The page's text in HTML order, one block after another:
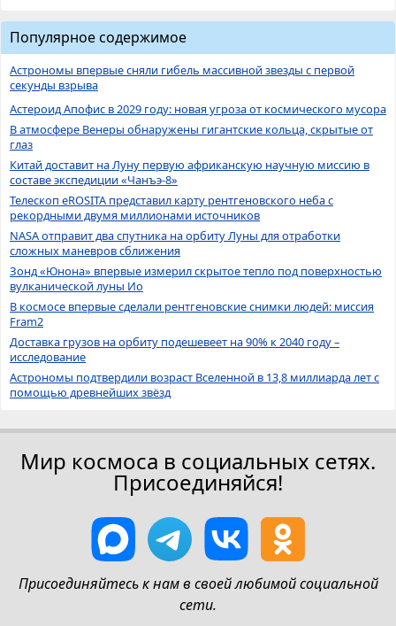
Популярное содержимое
Астрономы впервые сняли гибель массивной звезды с первой
секунды взрыва
Астероид Апофис в 2029 году: новая угроза от космического мусора
В атмосфере Венеры обнаружены гигантские кольца, скрытые от
глаз
Китай доставит на Луну первую африканскую научную миссию в
составе экспедиции «Чанъэ-8»
Телескоп eROSITA представил карту рентгеновского неба с
рекордными двумя миллионами источников
NASA отправит два спутника на орбиту Луны для отработки
сложных маневров сближения
Зонд «Юнона» впервые измерил скрытое тепло под поверхностью
вулканической луны Ио
В космосе впервые сделали рентгеновские снимки людей: миссия
Fram2
Доставка грузов на орбиту подешевеет на 90% к 2040 году –
исследование
Астрономы подтвердили возраст Вселенной в 13,8 миллиарда лет с
помощью древнейших звёзд
Мир космоса в социальных сетях.
Присоединяйся!
Присоединяйтесь к нам в своей любимой социальной
сети.